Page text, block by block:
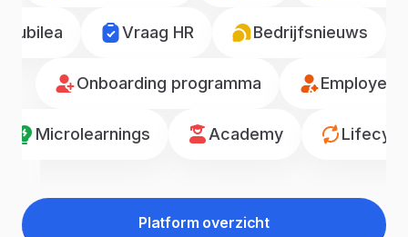
Jubilea Vraag HR Bedrijfsnieuws
Onboarding programma Employee
Microlearnings Academy
Platform overzicht